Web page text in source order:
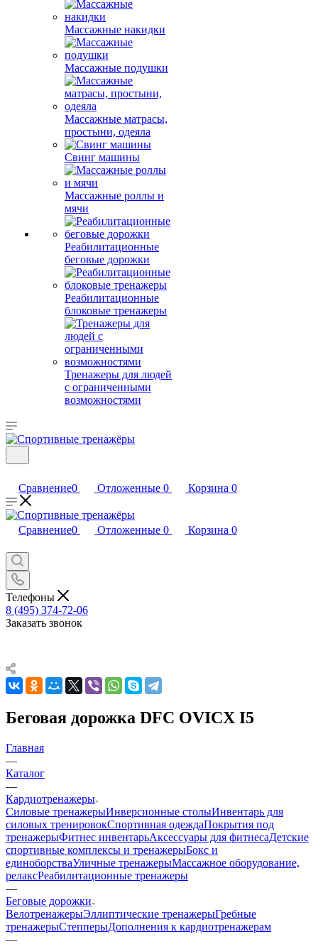
Массажные накидки
Массажные подушки
Массажные матрасы,
простыни, одеяла
Свинг машины
Массажные роллы и
мячи
Реабилитационные
беговые дорожки
Реабилитационные
блоковые тренажеры
Тренажеры для людей
с ограниченными
возможностями
Сравнение0 Отложенные 0 Корзина 0
Сравнение0 Отложенные 0 Корзина 0
Телефоны
8 (495) 374-72-06
Заказать звонок
Беговая дорожка DFC OVICX I5
Главная
—
Каталог
—
Кардиотренажеры
Силовые тренажерыИнверсионные столыИнвентарь для
силовых тренировокСпортивная одеждаПокрытия под
тренажерыФитнес инвентарьАксессуары для фитнесаДетские
спортивные комплексы и тренажерыБокс и
единоборстваУличные тренажерыМассажное оборудование,
релаксРеабилитационные тренажеры
—
Беговые дорожки
ВелотренажерыЭллиптические тренажерыГребные
тренажерыСтепперыДополнения к кардиотренажерам
—